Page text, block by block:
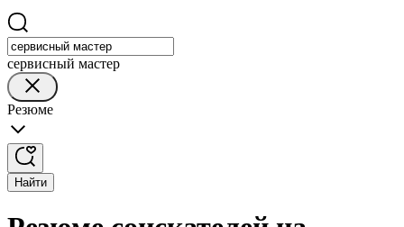
сервисный мастер
Резюме
Найти